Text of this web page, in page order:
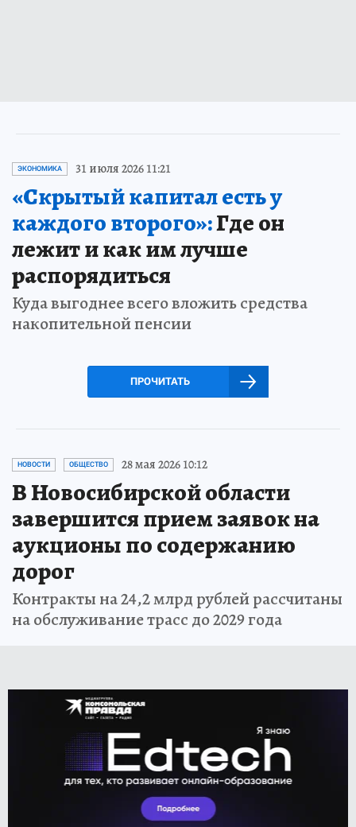
ЭКОНОМИКА 31 июля 2026 11:21
«Скрытый капитал есть у
каждого второго»:Где он
лежит и как им лучше
распорядиться
Куда выгоднее всего вложить средства
накопительной пенсии
ПРОЧИТАТЬ
НОВОСТИ ОБЩЕСТВО 28 мая 2026 10:12
В Новосибирской области
завершится прием заявок на
аукционы по содержанию
дорог
Контракты на 24,2 млрд рублей рассчитаны
на обслуживание трасс до 2029 года